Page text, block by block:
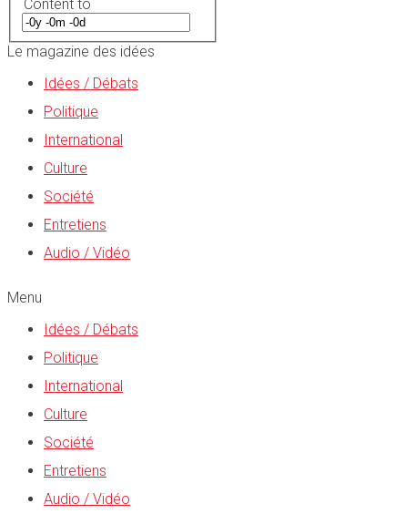
Content to
Le magazine des idées
Idées / Débats
Politique
International
Culture
Société
Entretiens
Audio / Vidéo
Menu
Idées / Débats
Politique
International
Culture
Société
Entretiens
Audio / Vidéo